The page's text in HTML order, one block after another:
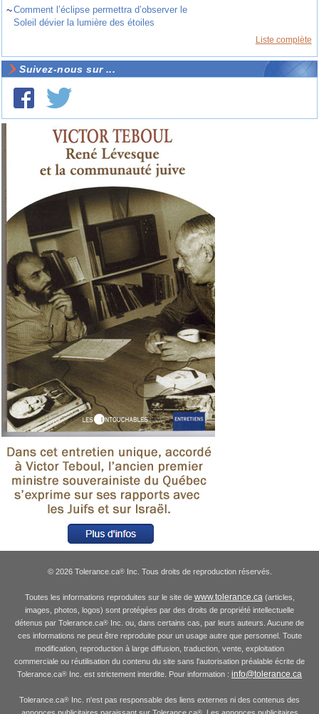
~Comment l’éclipse permettra d’observer le
Soleil dévier la lumière des étoiles
Liste complète
Suivez-nous sur ...
© 2026 Tolerance.ca®Inc. Tous droits de reproduction réservés.
Toutes les informations reproduites sur le site de www.tolerance.ca(articles,
images, photos, logos) sont protégées par des droits de propriété intellectuelle
détenus par Tolerance.ca® Inc. ou, dans certains cas, par leurs auteurs. Aucune de
ces informations ne peut être reproduite pour un usage autre que personnel. Toute
modification, reproduction à large diffusion, traduction, vente, exploitation
commerciale ou réutilisation du contenu du site sans l'autorisation préalable écrite de
Tolerance.ca® Inc. est strictement interdite. Pour information : info@tolerance.ca
Tolerance.ca® Inc. n'est pas responsable des liens externes ni des contenus des